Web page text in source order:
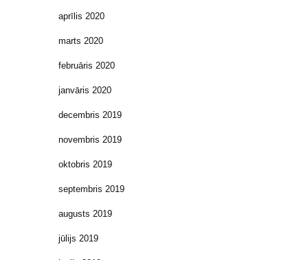
aprīlis 2020
marts 2020
februāris 2020
janvāris 2020
decembris 2019
novembris 2019
oktobris 2019
septembris 2019
augusts 2019
jūlijs 2019